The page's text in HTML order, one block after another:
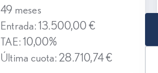
49 meses
Entrada: 13.500,00 €
TAE: 10,00%
Última cuota: 28.710,74 €